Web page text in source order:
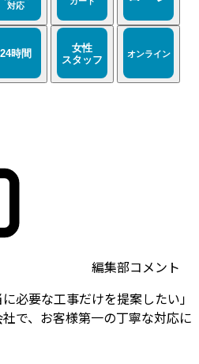
編集部コメント
必要な工事だけを提案したい」
で、お客様第一の丁寧な対応に